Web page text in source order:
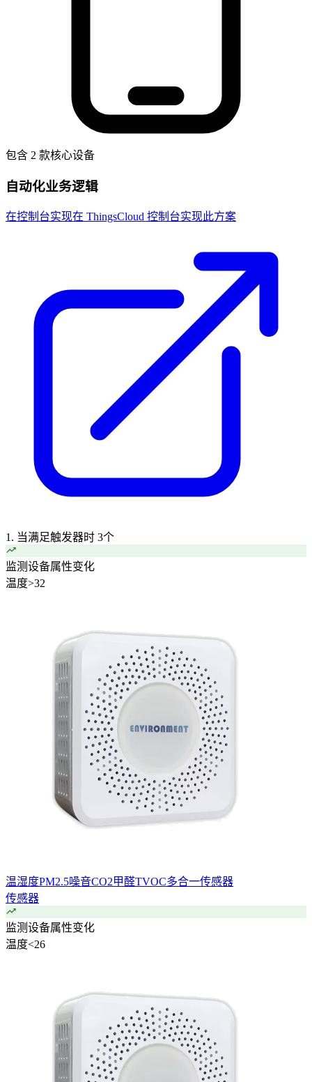
包含 2 款核心设备
自动化业务逻辑
在控制台实现在 ThingsCloud 控制台实现此方案
1. 当满足触发器时 3个
监测设备属性变化
温度>32
温湿度PM2.5噪音CO2甲醛TVOC多合一传感器
传感器
监测设备属性变化
温度<26